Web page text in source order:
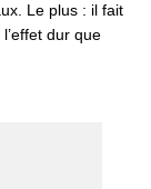
Le plus : il fait
dur que